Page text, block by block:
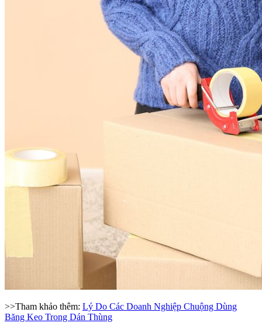
>>Tham khảo thêm: Lý Do Các Doanh Nghiệp Chuộng Dùng
Băng Keo Trong Dán Thùng